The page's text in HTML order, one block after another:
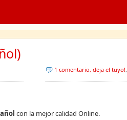
1 comentario, deja el tuyo!,
con la mejor calidad Online.